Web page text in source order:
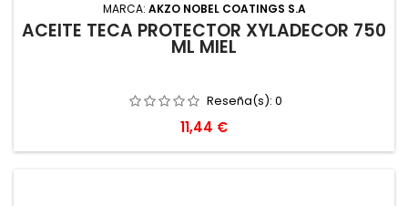
MARCA: AKZO NOBEL COATINGS S.A
ACEITE TECA PROTECTOR XYLADECOR 750
ML MIEL
Reseña(s): 0
Precio
11,44 €